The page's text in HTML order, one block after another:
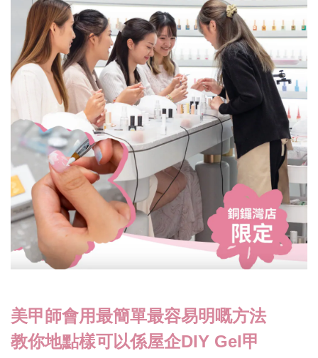
美甲師會用最簡單最容易明嘅方法
教你地點樣可以係屋企DIY Gel甲